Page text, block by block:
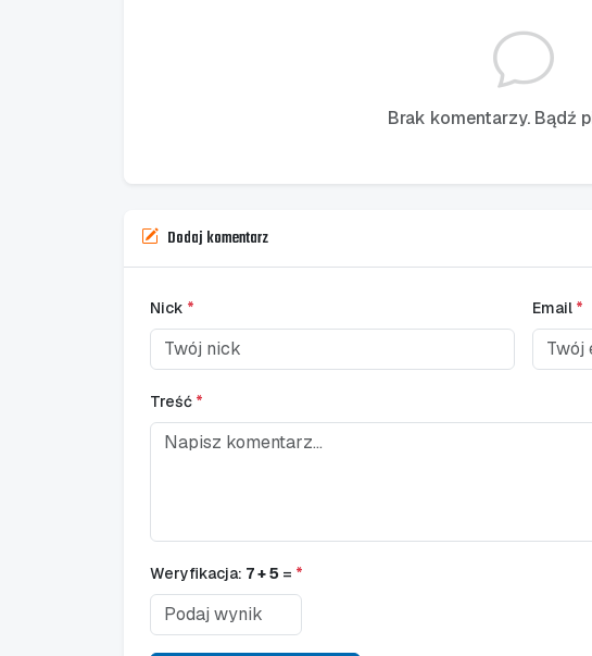
Brak komentarzy. Bądź
Dodaj komentarz
Nick * Email *
Treść *
Weryfikacja: 7 + 5 = *